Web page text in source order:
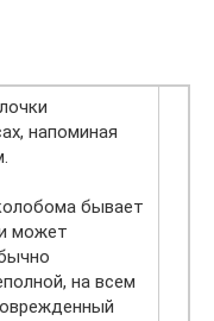
напоминая
бывает
может
на всем